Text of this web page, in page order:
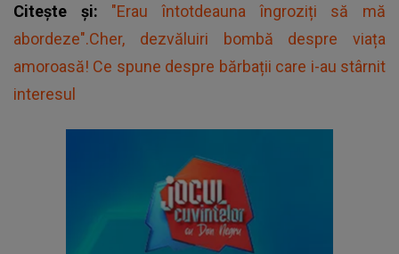
Citește și: "Erau întotdeauna îngroziți să mă
abordeze".Cher, dezvăluiri bombă despre viața
amoroasă! Ce spune despre bărbații care i-au stârnit
interesul